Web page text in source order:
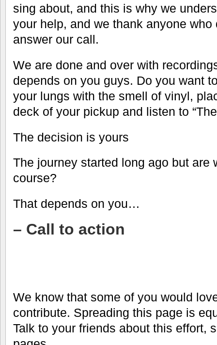
sing about, and this is why we
your help, and we thank anyone
answer our call.
We are done and over with
depends on you guys. Do you want
your lungs with the smell of vinyl,
deck of your pickup and listen to
The decision is yours
The journey started long ago but are
course?
That depends on you…
– Call to action
We know that some of you would
contribute. Spreading this page is
Talk to your friends about this effort,